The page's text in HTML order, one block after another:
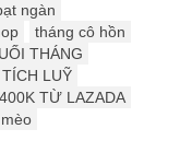
ngàn
tháng cô hồn
THÁNG
LUỸ
TỪ LAZADA